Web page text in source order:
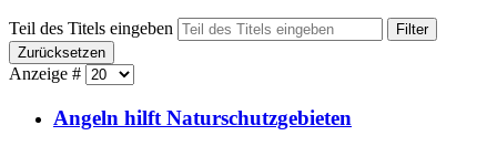
Teil des Titels eingeben
Filter
Zurücksetzen
Anzeige #
Angeln hilft Naturschutzgebieten